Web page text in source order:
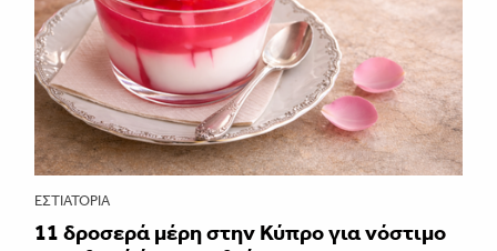
ΕΣΤΙΑΤΌΡΙΑ
11 δροσερά μέρη στην Κύπρο για νόστιμο